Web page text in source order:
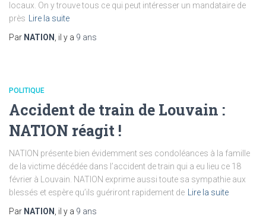
locaux. On y trouve tous ce qui peut intéresser un mandataire de
près
Lire la suite
Par NATION , il y a 9 ans
POLITIQUE
Accident de train de Louvain :
NATION réagit !
NATION présente bien évidemment ses condoléances à la famille
de la victime décédée dans l’accident de train qui a eu lieu ce 18
février à Louvain. NATION exprime aussi toute sa sympathie aux
blessés et espère qu’ils guériront rapidement de
Lire la suite
Par NATION , il y a 9 ans